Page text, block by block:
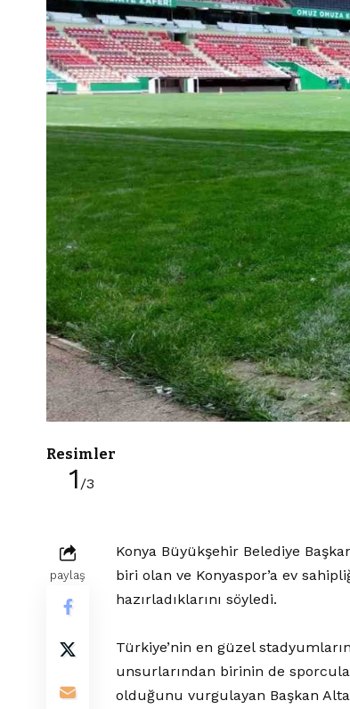
Resimler
1 /3
paylaş
Konya Büyükşehir Belediye
biri olan ve Konyaspor’a ev
hazırladıklarını söyledi.
Türkiye’nin en güzel
unsurlarından birinin de
olduğunu vurgulayan Başkan